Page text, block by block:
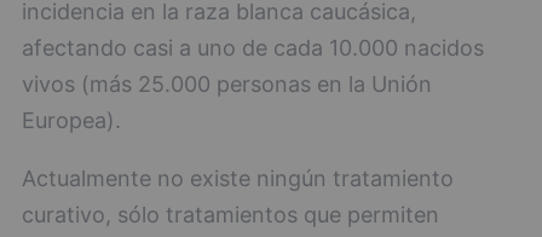
incidencia en la raza blanca caucásica,
afectando casi a uno de cada 10.000 nacidos
vivos (más 25.000 personas en la Unión
Europea).
Actualmente no existe ningún tratamiento
curativo, sólo tratamientos que permiten